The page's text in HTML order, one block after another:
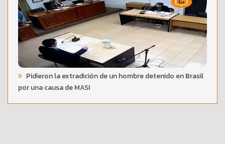
Pidieron la extradición de un hombre detenido en Brasil
por una causa de MASI